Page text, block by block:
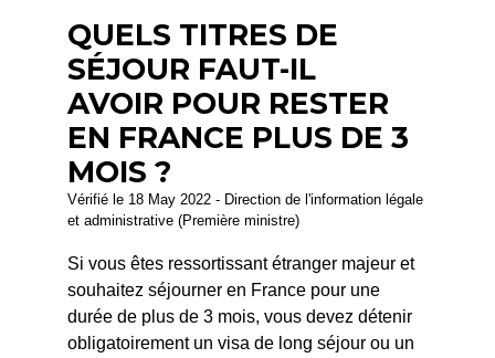
QUELS TITRES DE
SÉJOUR FAUT-IL
AVOIR POUR RESTER
EN FRANCE PLUS DE 3
MOIS ?
Vérifié le 18 May 2022 - Direction de l'information légale
et administrative (Première ministre)
Si vous êtes ressortissant étranger majeur et
souhaitez séjourner en France pour une
durée de plus de 3 mois, vous devez détenir
obligatoirement un visa de long séjour ou un